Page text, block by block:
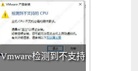
Vmware检测到不支持